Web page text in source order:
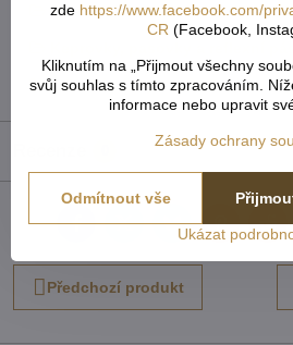
Textilní galanterie
reflexní pásky Tvoření &
FacebookTwitterBlueskyPinterest
Předchozí produkt
zde https://www.facebook.com/
CR (Facebook,
Kliknutím na „Přijmout všechny
svůj souhlas s tímto zpracováním.
informace nebo upravit
Zásady ochrany
Ukázat
Odmítnout vše